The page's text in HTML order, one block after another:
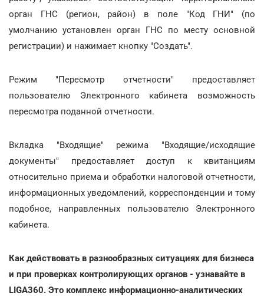
орган ГНС (регион, район) в поле "Код ГНИ" (по
умолчанию установлен орган ГНС по месту основной
регистрации) и нажимает кнопку "Создать".
Режим "Пересмотр отчетности" предоставляет
пользователю Электронного кабинета возможность
пересмотра поданной отчетности.
Вкладка "Входящие" режима "Входящие/исходящие
документы" предоставляет доступ к квитанциям
относительно приема и обработки налоговой отчетности,
информационных уведомлений, корреспонденции и тому
подобное, направленных пользователю Электронного
кабинета.
Как действовать в разнообразных ситуациях для бизнеса
и при проверках контролирующих органов - узнавайте в
LIGA360. Это комплекс информационно-аналитических